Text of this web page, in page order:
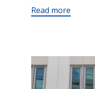
Read more